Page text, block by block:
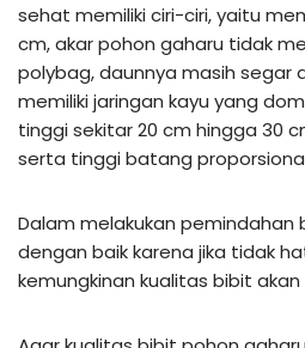
sehat memiliki ciri-ciri, yaitu
cm, akar pohon gaharu tidak
polybag, daunnya masih segar
memiliki jaringan kayu yang
tinggi sekitar 20 cm hingga 30
serta tinggi batang
Dalam melakukan pemindahan
dengan baik karena jika tidak
kemungkinan kualitas bibit akan